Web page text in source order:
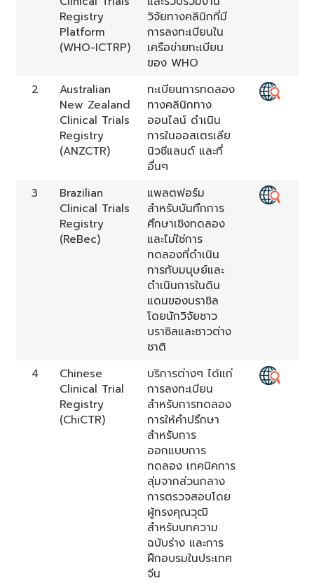
Registry
Platform
(WHO-ICTRP)
วิจัยทางคลินิกที่มี
การลงทะเบียนใน
เครือข่ายทะเบียน
ของ WHO
2
Australian
New Zealand
Clinical Trials
Registry
(ANZCTR)
ทะเบียนการทดลอง
ทางคลินิกทาง
ออนไลน์ ดำเนิน
การในออสเตรเลีย
นิวซีแลนด์ และที่
อื่นๆ
3
Brazilian
Clinical Trials
Registry
(ReBec)
แพลตฟอร์ม
สำหรับบันทึกการ
ศึกษาเชิงทดลอง
และไม่ใช่การ
ทดลองที่ดำเนิน
การกับมนุษย์และ
ดำเนินการในดิน
แดนของบราซิล
โดยนักวิจัยชาว
บราซิลและชาวต่าง
ชาติ
4
Chinese
Clinical Trial
Registry
(ChiCTR)
บริการต่างๆ ได้แก่
การลงทะเบียน
สำหรับการทดลอง
การให้คำปรึกษา
สำหรับการ
ออกแบบการ
ทดลอง เทคนิคการ
สุ่มจากส่วนกลาง
การตรวจสอบโดย
ผู้ทรงคุณวุฒิ
สำหรับบทความ
ฉบับร่าง และการ
ฝึกอบรมในประเทศ
จีน